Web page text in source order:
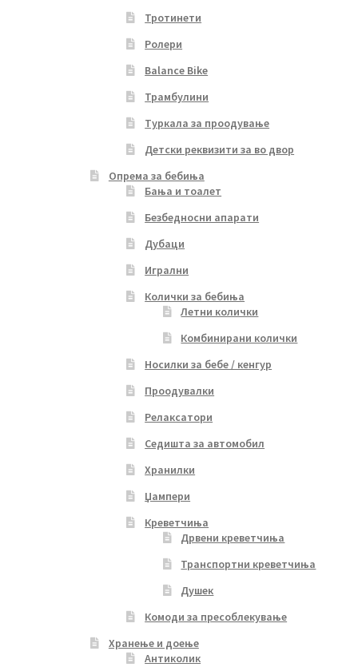
Тротинети
Ролери
Balance Bike
Трамбулини
Туркала за проодување
Детски реквизити за во двор
Опрема за бебиња
Бања и тоалет
Безбедносни апарати
Дубаци
Игрални
Колички за бебиња
Летни колички
Комбинирани колички
Носилки за бебе / кенгур
Проодувалки
Релаксатори
Седишта за автомобил
Хранилки
Џампери
Креветчиња
Дрвени креветчиња
Транспортни креветчиња
Душек
Комоди за пресоблекување
Хранење и доење
Антиколик